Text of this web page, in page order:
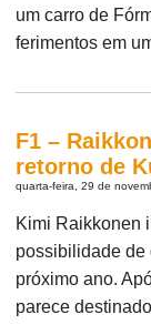
um carro de
ferimentos em
F1 –
retorno de
quarta-feira, 29 de
Kimi Raikkonen
possibilidade de
próximo ano.
parece